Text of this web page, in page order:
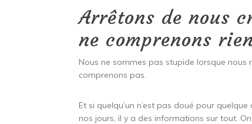
Arrêtons de nous
ne comprenons rien
Nous ne sommes pas stupide lorsque nous
comprenons pas.
Et si quelqu’un n’est pas doué pour
nos jours, il y a des informations sur tout.